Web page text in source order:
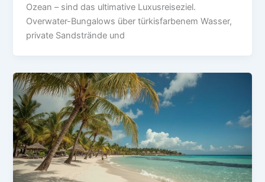
Ozean – sind das ultimative Luxusreiseziel.
Overwater-Bungalows über türkisfarbenem Wasser,
private Sandstrände und